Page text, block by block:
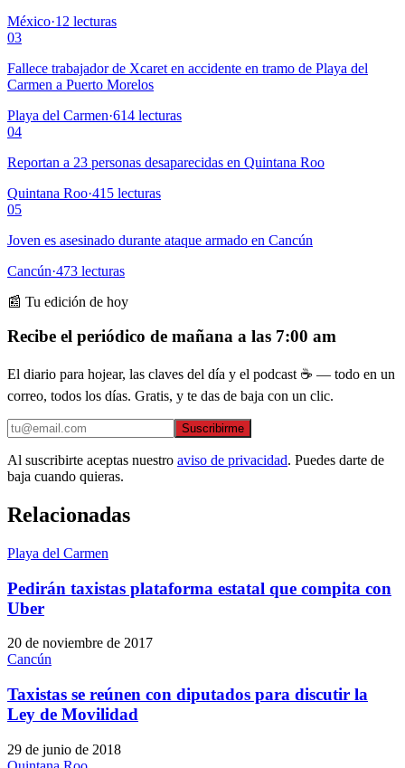
México·12 lecturas
03
Fallece trabajador de Xcaret en accidente en tramo de Playa del
Carmen a Puerto Morelos
Playa del Carmen·614 lecturas
04
Reportan a 23 personas desaparecidas en Quintana Roo
Quintana Roo·415 lecturas
05
Joven es asesinado durante ataque armado en Cancún
Cancún·473 lecturas
📰 Tu edición de hoy
Recibe el periódico de mañana a las 7:00 am
El diario para hojear, las claves del día y el podcast ☕ — todo en un
correo, todos los días. Gratis, y te das de baja con un clic.
Suscribirme
Al suscribirte aceptas nuestro aviso de privacidad. Puedes darte de
baja cuando quieras.
Relacionadas
Playa del Carmen
Pedirán taxistas plataforma estatal que compita con
Uber
20 de noviembre de 2017
Cancún
Taxistas se reúnen con diputados para discutir la
Ley de Movilidad
29 de junio de 2018